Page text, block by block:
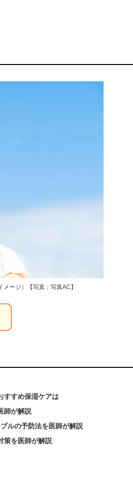
ージ）【写真：写真AC】
すめ保湿ケアは
師が解説
ルの予防法を医師が解説
を医師が解説